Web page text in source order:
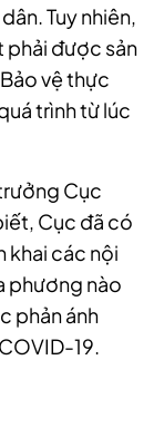
Tuy nhiên,
phải được sản
vệ thực
trình từ lúc
Cục
Cục đã có
khai các nội
phương nào
phản ánh
19.